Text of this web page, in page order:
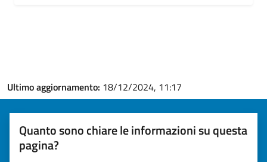
Ultimo aggiornamento: 18/12/2024, 11:17
Quanto sono chiare le informazioni su questa
pagina?